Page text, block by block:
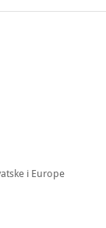
i Europe